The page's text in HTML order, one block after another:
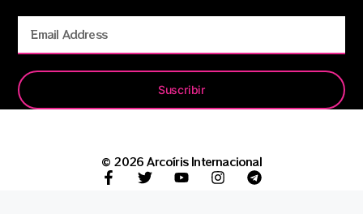
Suscribir
© 2026 Arcoíris Internacional